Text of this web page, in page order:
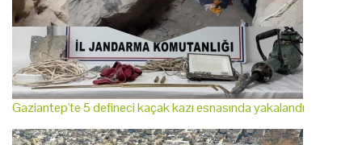
Gaziantep'te 5 defineci kaçak kazı esnasında yakalandı